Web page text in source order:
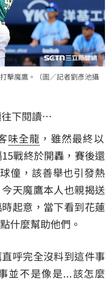
擊魔鷹。（圖／記者劉彥池攝
往下閱讀…
味全龍 ，雖然最終以
戰終於開轟，賽後還
僮，該善舉也引發熱
天魔鷹本人也親揭送
起意，當下看到花蓮
什麼幫助他們。
呼完全沒料到這件事
並不是像是...該怎麼